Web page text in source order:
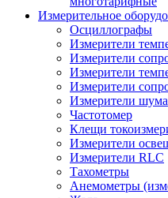
Измерительное
Осциллографы
Измерители
Измерители
Измерители
Измерители
Измерители шума
Частотомер
Клещи
Измерители
Измерители RLC
Тахометры
Анемометры